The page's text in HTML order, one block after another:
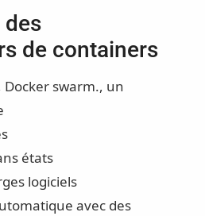
des
de containers
swarm., un
états
logiciels
avec des